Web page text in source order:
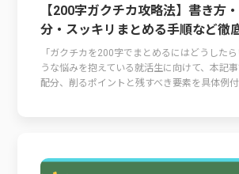
【200字ガクチカ攻略法】書き方
分・スッキリまとめる手順など徹
「ガクチカを200字でまとめるにはどうした
うな悩みを抱えている就活生に向けて、本記
配分、削るポイントと残すべき要素を具体例